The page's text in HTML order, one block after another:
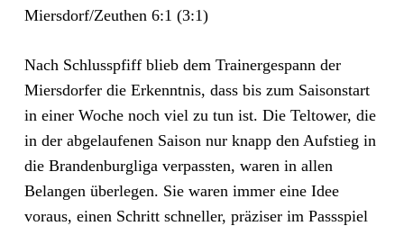
Miersdorf/Zeuthen 6:1 (3:1)
Nach Schlusspfiff blieb dem Trainergespann der
Miersdorfer die Erkenntnis, dass bis zum Saisonstart
in einer Woche noch viel zu tun ist. Die Teltower, die
in der abgelaufenen Saison nur knapp den Aufstieg in
die Brandenburgliga verpassten, waren in allen
Belangen überlegen. Sie waren immer eine Idee
voraus, einen Schritt schneller, präziser im Passspiel